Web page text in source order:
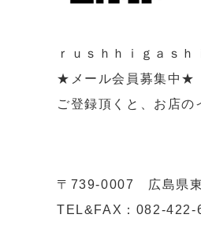
ｒｕｓｈｈｉｇａｓ
★メール会員募集中★
ご登録頂くと、お店の
〒739-0007 広島県
TEL&FAX：082-422-